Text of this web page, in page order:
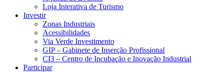
Loja Interativa de Turismo
Investir
Zonas Industriais
Acessibilidades
Via Verde Investimento
GIP – Gabinete de Inserção Profissional
CI3 – Centro de Incubação e Inovação Industrial
Participar